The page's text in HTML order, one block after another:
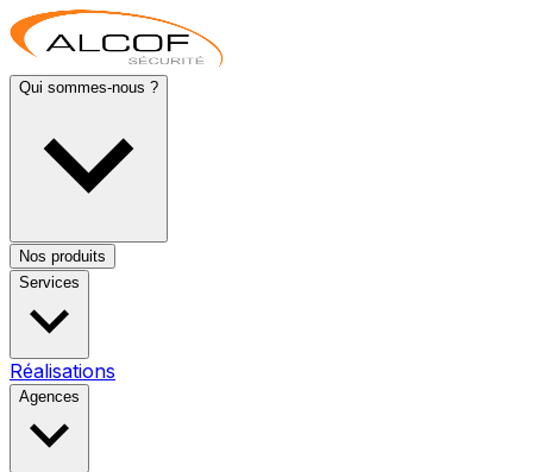
Qui sommes-nous ?
Nos produits
Services
Réalisations
Agences